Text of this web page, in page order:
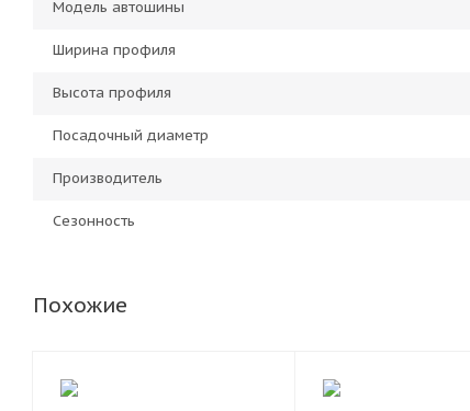
Модель автошины
Ширина профиля
Высота профиля
Посадочный диаметр
Производитель
Сезонность
Похожие